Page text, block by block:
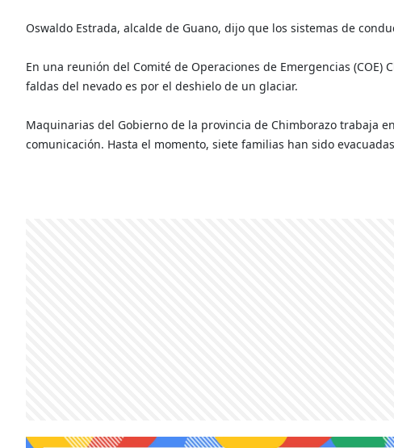
Oswaldo Estrada, alcalde de Guano, dijo que los sistemas de
En una reunión del Comité de Operaciones de Emergencias
faldas del nevado es por el deshielo de un glaciar.
Maquinarias del Gobierno de la provincia de Chimborazo trabaja
comunicación. Hasta el momento, siete familias han sido